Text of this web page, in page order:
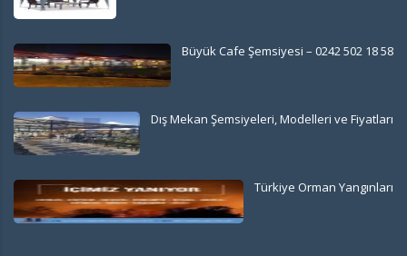
Büyük Cafe Şemsiyesi – 0242 502 18 58
Dış Mekan Şemsiyeleri, Modelleri ve Fiyatları
Türkiye Orman Yangınları